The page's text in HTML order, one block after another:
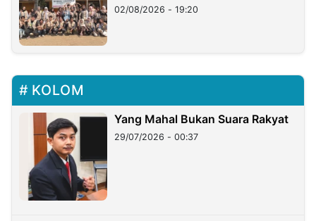
02/08/2026 - 19:20
KOLOM
Yang Mahal Bukan Suara Rakyat
29/07/2026 - 00:37